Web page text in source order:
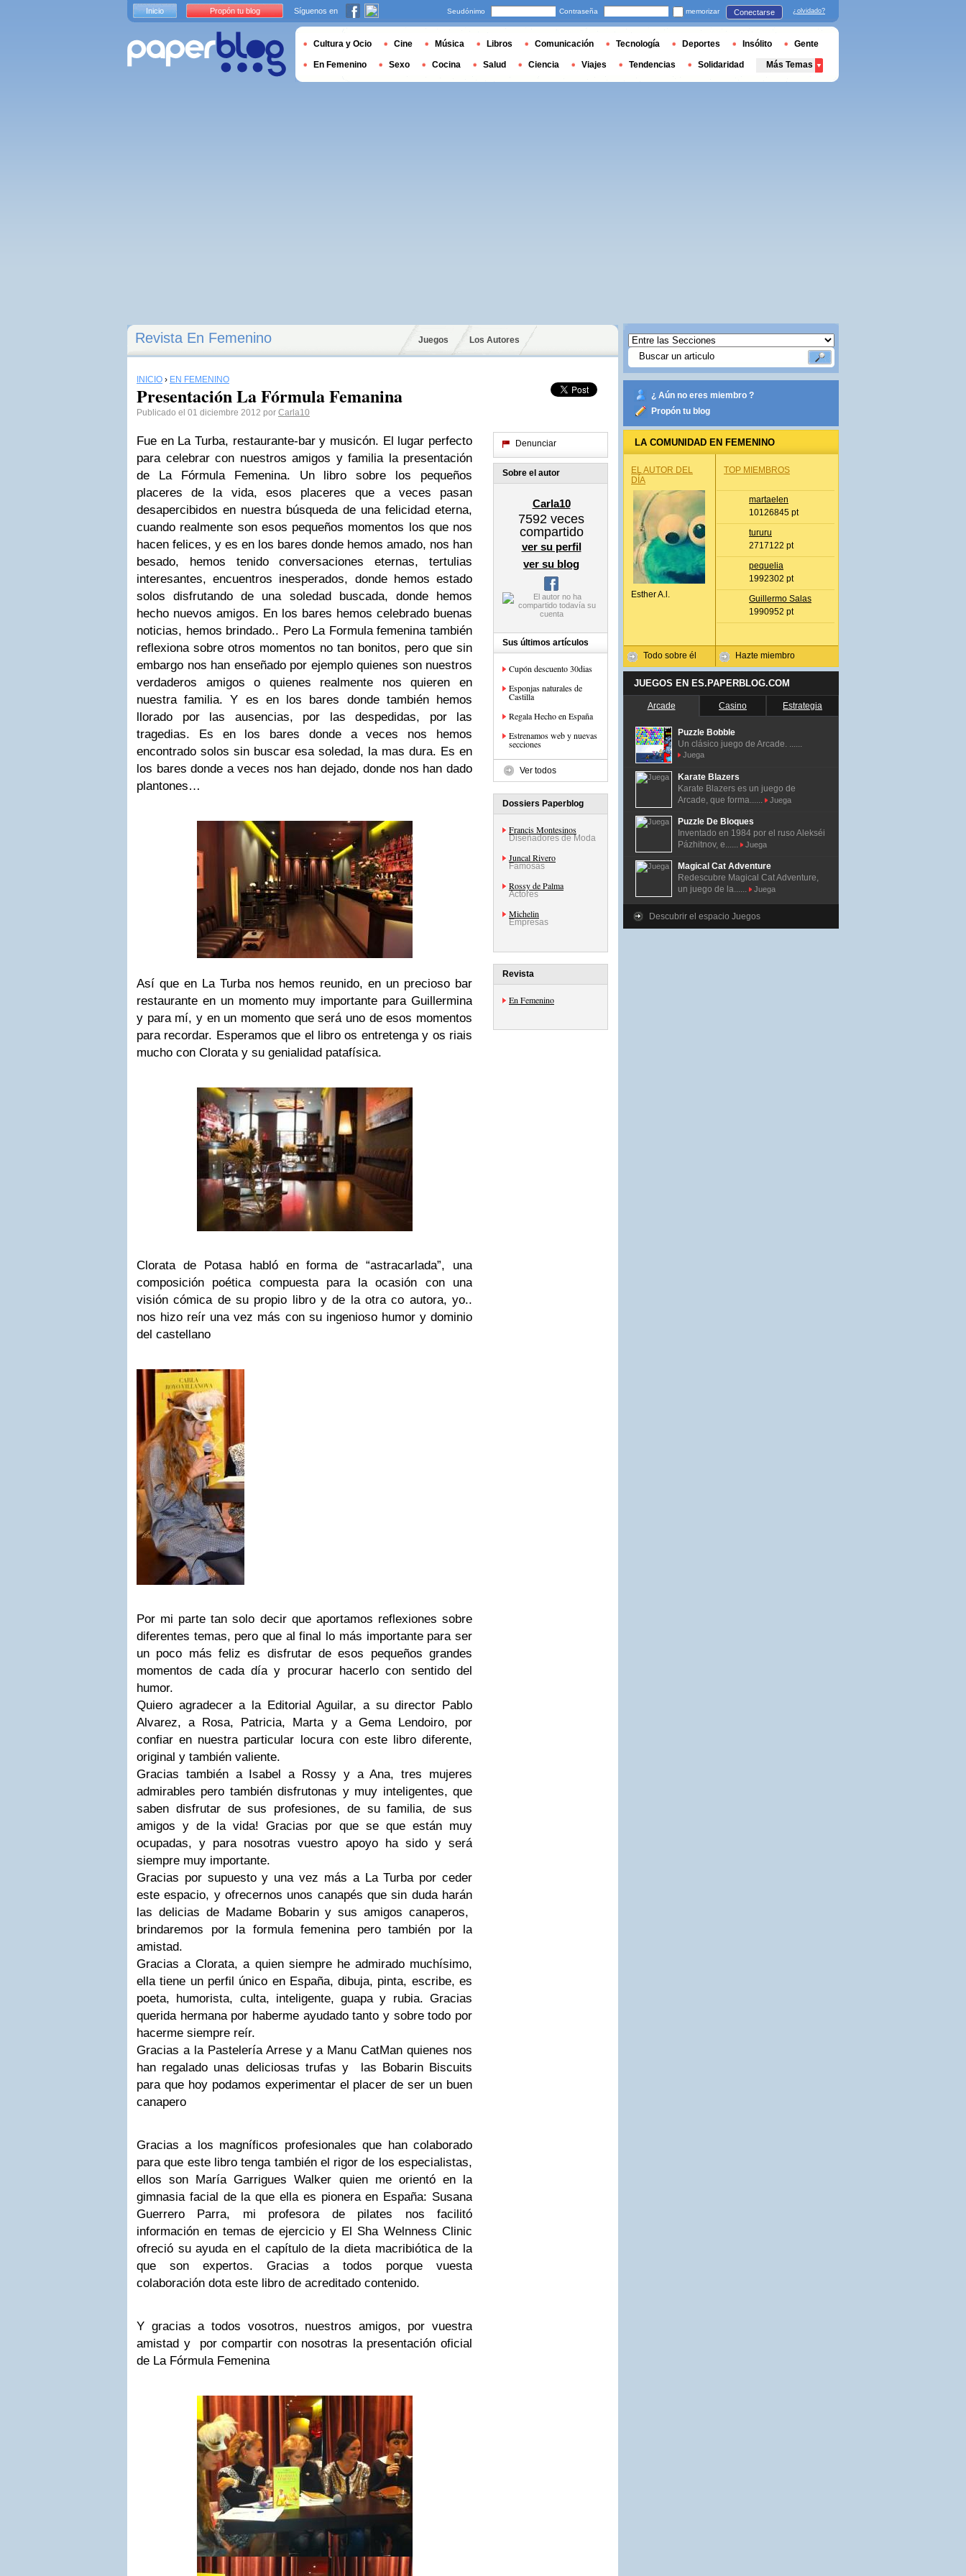
Revista En Femenino Juegos Los Autores
INICIO › EN FEMENINO
Presentación La Fórmula Femanina
Publicado el 01 diciembre 2012 por Carla10
Fue en La Turba, restaurante-bar y musicón. El lugar perfecto
para celebrar con nuestros amigos y familia la presentación
de La Fórmula Femenina. Un libro sobre los pequeños
placeres de la vida, esos placeres que a veces pasan
desapercibidos en nuestra búsqueda de una felicidad eterna,
cuando realmente son esos pequeños momentos los que nos
hacen felices, y es en los bares donde hemos amado, nos han
besado, hemos tenido conversaciones eternas, tertulias
interesantes, encuentros inesperados, donde hemos estado
solos disfrutando de una soledad buscada, donde hemos
hecho nuevos amigos. En los bares hemos celebrado buenas
noticias, hemos brindado.. Pero La Formula femenina también
reflexiona sobre otros momentos no tan bonitos, pero que sin
embargo nos han enseñado por ejemplo quienes son nuestros
verdaderos amigos o quienes realmente nos quieren en
nuestra familia. Y es en los bares donde también hemos
llorado por las ausencias, por las despedidas, por las
tragedias. Es en los bares donde a veces nos hemos
encontrado solos sin buscar esa soledad, la mas dura. Es en
los bares donde a veces nos han dejado, donde nos han dado
plantones…
Así que en La Turba nos hemos reunido, en un precioso bar
restaurante en un momento muy importante para Guillermina
y para mí, y en un momento que será uno de esos momentos
para recordar. Esperamos que el libro os entretenga y os riais
mucho con Clorata y su genialidad patafísica.
Clorata de Potasa habló en forma de “astracarlada”, una
composición poética compuesta para la ocasión con una
visión cómica de su propio libro y de la otra co autora, yo..
nos hizo reír una vez más con su ingenioso humor y dominio
del castellano
Por mi parte tan solo decir que aportamos reflexiones sobre
diferentes temas, pero que al final lo más importante para ser
un poco más feliz es disfrutar de esos pequeños grandes
momentos de cada día y procurar hacerlo con sentido del
humor.
Quiero agradecer a la Editorial Aguilar, a su director Pablo
Alvarez, a Rosa, Patricia, Marta y a Gema Lendoiro, por
confiar en nuestra particular locura con este libro diferente,
original y también valiente.
Gracias también a Isabel a Rossy y a Ana, tres mujeres
admirables pero también disfrutonas y muy inteligentes, que
saben disfrutar de sus profesiones, de su familia, de sus
amigos y de la vida! Gracias por que se que están muy
ocupadas, y para nosotras vuestro apoyo ha sido y será
siempre muy importante.
Gracias por supuesto y una vez más a La Turba por ceder
este espacio, y ofrecernos unos canapés que sin duda harán
las delicias de Madame Bobarin y sus amigos canaperos,
brindaremos por la formula femenina pero también por la
amistad.
Gracias a Clorata, a quien siempre he admirado muchísimo,
ella tiene un perfil único en España, dibuja, pinta, escribe, es
poeta, humorista, culta, inteligente, guapa y rubia. Gracias
querida hermana por haberme ayudado tanto y sobre todo por
hacerme siempre reír.
Gracias a la Pastelería Arrese y a Manu CatMan quienes nos
han regalado unas deliciosas trufas y las Bobarin Biscuits
para que hoy podamos experimentar el placer de ser un buen
canapero
Gracias a los magníficos profesionales que han colaborado
para que este libro tenga también el rigor de los especialistas,
ellos son María Garrigues Walker quien me orientó en la
gimnasia facial de la que ella es pionera en España: Susana
Guerrero Parra, mi profesora de pilates nos facilitó
información en temas de ejercicio y El Sha Welnness Clinic
ofreció su ayuda en el capítulo de la dieta macribiótica de la
que son expertos. Gracias a todos porque vuesta
colaboración dota este libro de acreditado contenido.
Y gracias a todos vosotros, nuestros amigos, por vuestra
amistad y por compartir con nosotras la presentación oficial
de La Fórmula Femenina
Denunciar
Sobre el autor
Carla10
7592 veces
compartido
ver su perfil
ver su blog
Sus últimos artículos
Cupón descuento 30dias
Esponjas naturales de
Castilla
Regala Hecho en España
Estrenamos web y nuevas
secciones
Ver todos
Dossiers Paperblog
Francis Montesinos
Diseñadores de Moda
Juncal Rivero
Famosas
Rossy de Palma
Actores
Michelin
Empresas
Revista
En Femenino
¿ Aún no eres miembro ?
Propón tu blog
LA COMUNIDAD EN FEMENINO
EL AUTOR DEL
DÍA
Esther A.l.
Todo sobre él
TOP MIEMBROS
martaelen
10126845 pt
tururu
2717122 pt
pequelia
1992302 pt
Guillermo Salas
1990952 pt
Hazte miembro
JUEGOS EN ES.PAPERBLOG.COM
Arcade Casino Estrategia
Puzzle Bobble
Un clásico juego de Arcade. ......
Juega
Karate Blazers
Karate Blazers es un juego de
Arcade, que forma......
Juega
Puzzle De Bloques
Inventado en 1984 por el ruso Alekséi
Pázhitnov, e......
Juega
Magical Cat Adventure
Redescubre Magical Cat Adventure,
un juego de la......
Juega
Descubrir el espacio Juegos
Inicio Propón tu blog Síguenos en Seudónimo Contraseña memorizar Conectarse ¿olvidado?
Cultura y Ocio Cine Música Libros Comunicación Tecnología Deportes Insólito Gente
En Femenino Sexo Cocina Salud Ciencia Viajes Tendencias Solidaridad Más Temas